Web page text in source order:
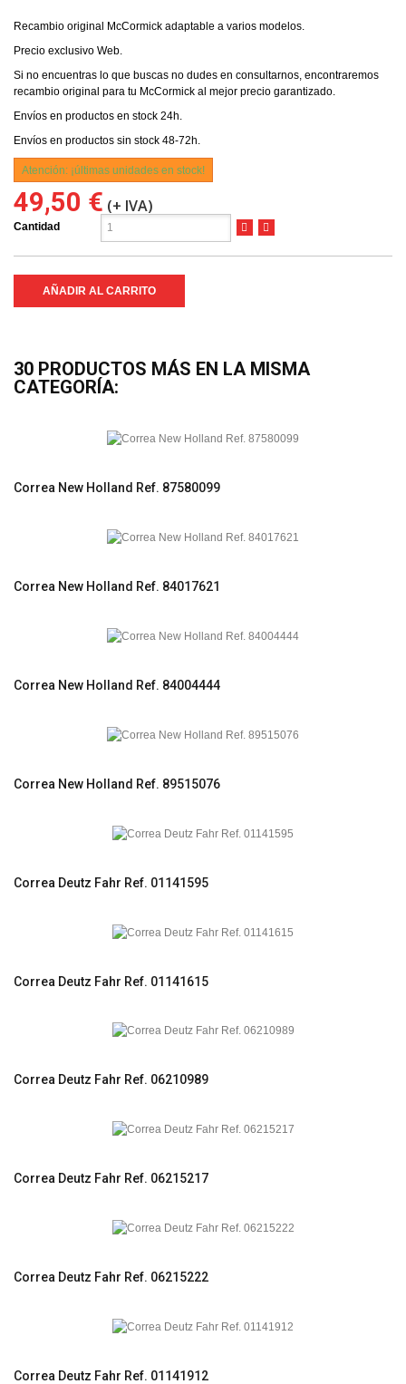
Recambio original McCormick adaptable a varios modelos.
Precio exclusivo Web.
Si no encuentras lo que buscas no dudes en consultarnos, encontraremos
recambio original para tu McCormick al mejor precio garantizado.
Envíos en productos en stock 24h.
Envíos en productos sin stock 48-72h.
Atención: ¡últimas unidades en stock!
49,50 € (+ IVA)
Cantidad
AÑADIR AL CARRITO
30 PRODUCTOS MÁS EN LA MISMA
CATEGORÍA:
Correa New Holland Ref. 87580099
Correa New Holland Ref. 84017621
Correa New Holland Ref. 84004444
Correa New Holland Ref. 89515076
Correa Deutz Fahr Ref. 01141595
Correa Deutz Fahr Ref. 01141615
Correa Deutz Fahr Ref. 06210989
Correa Deutz Fahr Ref. 06215217
Correa Deutz Fahr Ref. 06215222
Correa Deutz Fahr Ref. 01141912